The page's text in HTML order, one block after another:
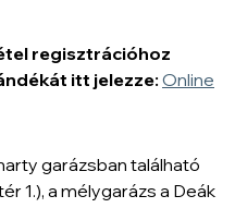
regisztrációhoz
itt jelezze: Online
garázsban található
1.), a mélygarázs a Deák